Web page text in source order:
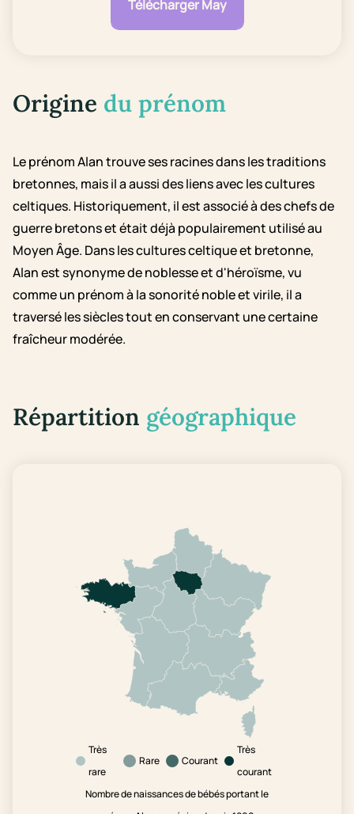
Télécharger May
Origine du prénom
Le prénom Alan trouve ses racines dans les traditions
bretonnes, mais il a aussi des liens avec les cultures
celtiques. Historiquement, il est associé à des chefs de
guerre bretons et était déjà populairement utilisé au
Moyen Âge. Dans les cultures celtique et bretonne,
Alan est synonyme de noblesse et d'héroïsme, vu
comme un prénom à la sonorité noble et virile, il a
traversé les siècles tout en conservant une certaine
fraîcheur modérée.
Répartition géographique
Très
rare
Rare Courant
Très
courant
Nombre de naissances de bébés portant le